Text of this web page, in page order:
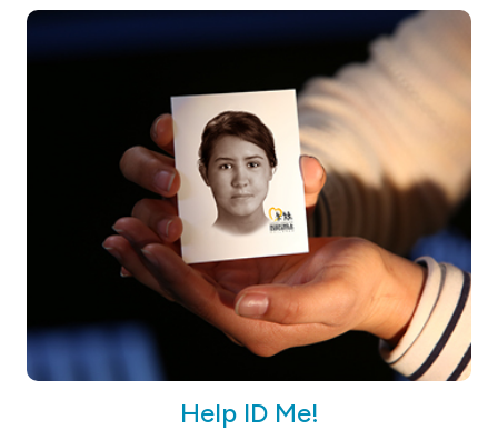
Help ID Me!